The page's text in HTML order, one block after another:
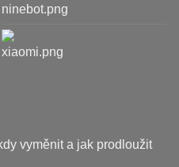
vyměnit a jak prodloužit